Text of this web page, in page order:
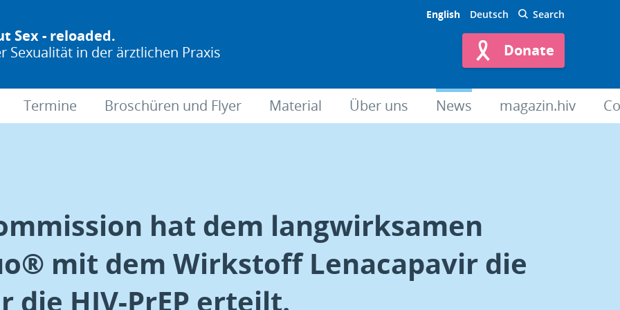
English Deutsch Search
Sex - reloaded.
Sexualität in der ärztlichen Praxis
Donate
Termine Broschüren und Flyer Material Über uns News magazin.hiv
hat dem langwirksamen
mit dem Wirkstoff Lenacapavir die
die HIV-PrEP erteilt.